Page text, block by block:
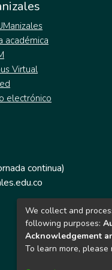
académica
Virtual
electrónico
continua)
We collect and
following purposes:
Acknowledgement
To learn more, please